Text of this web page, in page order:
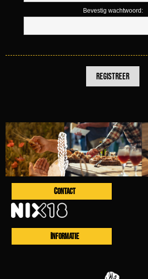
Bevestig wachtwoord:
CONTACT
INFORMATIE